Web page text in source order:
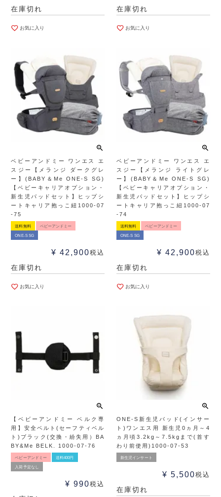
在庫切れ
お気に入り
在庫切れ
お気に入り
ベビーアンドミー ワンエス エ
スジー【メランジ ダークグレ
ー】(BABY＆Me ONE-S SG)
【ベビーキャリアオプション・
新生児パッドセット】ヒップシ
ートキャリア抱っこ紐1000-07
-75
送料無料 ベビーアンドミー
ONE-S SG
¥ 42,900税込
在庫切れ
お気に入り
ベビーアンドミー ワンエス エ
スジー【メランジ ライトグレ
ー】(BABY＆Me ONE-S SG)
【ベビーキャリアオプション・
新生児パッドセット】ヒップシ
ートキャリア抱っこ紐1000-07
-74
送料無料 ベビーアンドミー
ONE-S SG
¥ 42,900税込
在庫切れ
お気に入り
【ベビーアンドミー ベルク専
用】安全ベルト(セーフティベル
ト)ブラック(交換・紛失用）BA
BY&Me BELK. 1000-07-76
ベビーアンドミー 送料400円
入荷予定なし
¥ 990税込
ONE-S新生児パッド(インサー
ト)ワンエス用 新生児0ヵ月～4
ヵ月頃3.2kg～7.5kgまで(首す
わり前使用)1000-07-53
新生児インサート
¥ 5,500税込
在庫切れ